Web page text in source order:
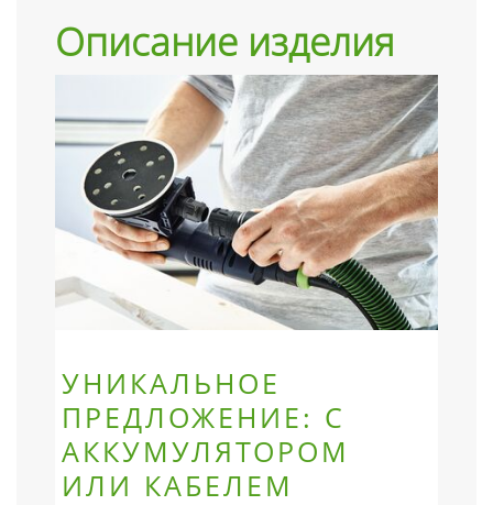
Описание изделия
УНИКАЛЬНОЕ
ПРЕДЛОЖЕНИЕ: С
АККУМУЛЯТОРОМ
ИЛИ КАБЕЛЕМ